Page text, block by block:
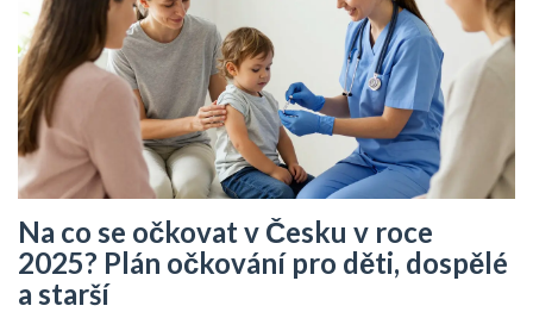
Na co se očkovat v Česku v roce
2025? Plán očkování pro děti, dospělé
a starší